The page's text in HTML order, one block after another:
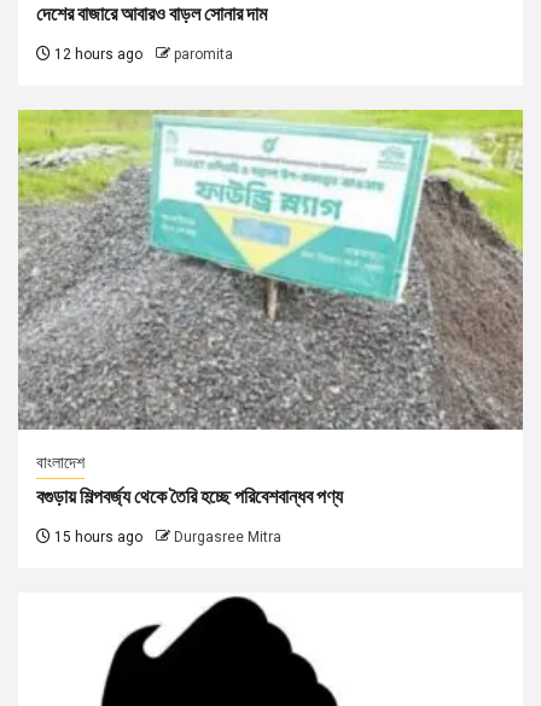
দেশের বাজারে আবারও বাড়ল সোনার দাম
12 hours ago paromita
বাংলাদেশ
বগুড়ায় শিল্পবর্জ্য থেকে তৈরি হচ্ছে পরিবেশবান্ধব পণ্য
15 hours ago Durgasree Mitra